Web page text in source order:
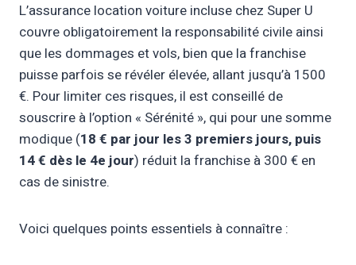
L’assurance location voiture incluse chez Super U
couvre obligatoirement la responsabilité civile ainsi
que les dommages et vols, bien que la franchise
puisse parfois se révéler élevée, allant jusqu’à 1500
€. Pour limiter ces risques, il est conseillé de
souscrire à l’option « Sérénité », qui pour une somme
modique (18 € par jour les 3 premiers jours, puis
14 € dès le 4e jour) réduit la franchise à 300 € en
cas de sinistre.
Voici quelques points essentiels à connaître :